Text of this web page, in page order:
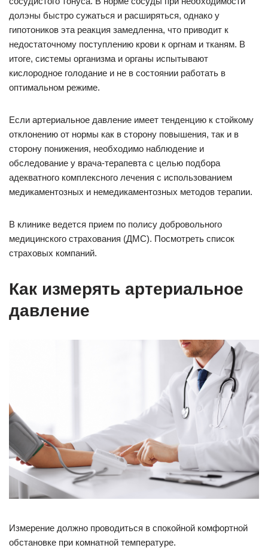
долэны быстро сужаться и расширяться, однако у
гипотоников эта реакция замедленна, что приводит к
недостаточному поступлению крови к оргнам и тканям. В
итоге, системы организма и органы испытывают
кислородное голодание и не в состоянии работать в
оптимальном режиме.
Если артериальное давление имеет тенденцию к стойкому
отклонению от нормы как в сторону повышения, так и в
сторону понижения, необходимо наблюдение и
обследование у врача-терапевта с целью подбора
адекватного комплексного лечения с использованием
медикаментозных и немедикаментозных методов терапии.
В клинике ведется прием по полису добровольного
медицинского страхования (ДМС). Посмотреть список
страховых компаний.
Как измерять артериальное
давление
Измерение должно проводиться в спокойной комфортной
обстановке при комнатной температуре.